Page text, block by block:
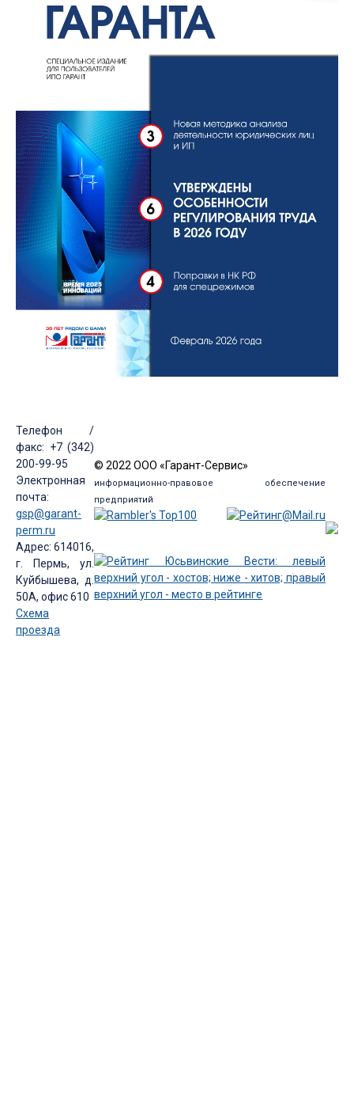
Телефон /
факс: +7 (342)
200-99-95
Электронная
почта:
gsp@garant-
perm.ru
Адрес: 614016,
г. Пермь, ул.
Куйбышева, д.
50А, офис 610
Схема
проезда
© 2022 ООО «Гарант-Сервис»
информационно-правовое обеспечение
предприятий